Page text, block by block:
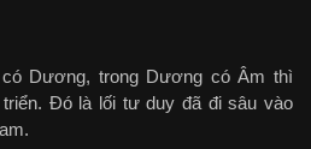
Dương, trong Dương có Âm thì
Đó là lối tư duy đã đi sâu vào